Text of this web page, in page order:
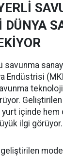
DÜNYA
savunma
Endüstrisi
içinde hem
ilgi görüyor.
geliştirilen